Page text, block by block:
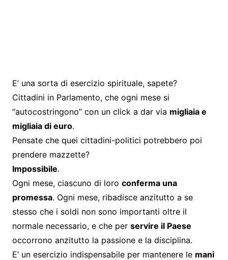
E’ una sorta di esercizio spirituale, sapete?
Cittadini in Parlamento, che ogni mese si
“autocostringono” con un click a dar via migliaia e
migliaia di euro.
Pensate che quei cittadini-politici potrebbero poi
prendere mazzette?
Impossibile.
Ogni mese, ciascuno di loro conferma una
promessa. Ogni mese, ribadisce anzitutto a se
stesso che i soldi non sono importanti oltre il
normale necessario, e che per servire il Paese
occorrono anzitutto la passione e la disciplina.
E’ un esercizio indispensabile per mantenere le mani